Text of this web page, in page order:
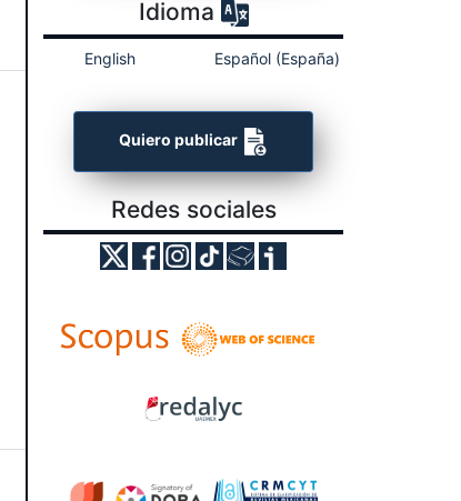
Idioma
English Español (España)
Quiero publicar
Redes sociales